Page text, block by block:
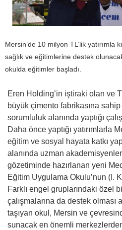
Mersin’de 10 milyon TL’lik
sağlık ve eğitimlerine destek
okulda eğitimler başladı.
Eren Holding’in iştiraki olan ve
büyük çimento fabrikasına
sorumluluk alanında yaptığı
Daha önce yaptığı yatırımlarla
eğitim ve sosyal hayata katkı
alanında uzman
gözetiminde hazırlanan yeni
Eğitim Uygulama Okulu’nun (I.
Farklı engel gruplarındaki özel
çalışmalarına da destek olması
taşıyan okul, Mersin ve
sunacak en önemli